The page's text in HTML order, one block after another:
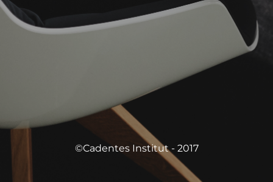
©Cadentes Institut - 2017